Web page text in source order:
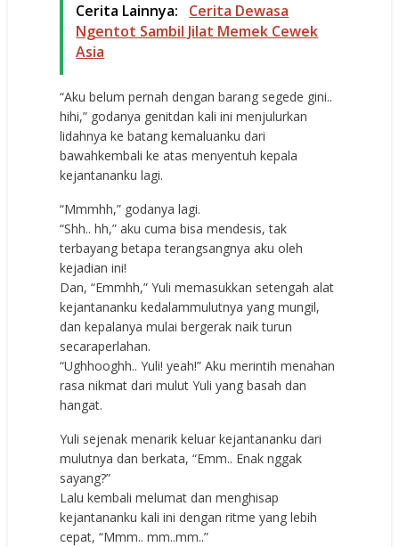
Cerita Lainnya:
Cerita Dewasa
Ngentot Sambil Jilat Memek Cewek
Asia
“Aku belum pernah dengan barang segede gini..
hihi,” godanya genitdan kali ini menjulurkan
lidahnya ke batang kemaluanku dari
bawahkembali ke atas menyentuh kepala
kejantananku lagi.
“Mmmhh,” godanya lagi.
“Shh.. hh,” aku cuma bisa mendesis, tak
terbayang betapa terangsangnya aku oleh
kejadian ini!
Dan, “Emmhh,” Yuli memasukkan setengah alat
kejantananku kedalammulutnya yang mungil,
dan kepalanya mulai bergerak naik turun
secaraperlahan.
“Ughhooghh.. Yuli! yeah!” Aku merintih menahan
rasa nikmat dari mulut Yuli yang basah dan
hangat.
Yuli sejenak menarik keluar kejantananku dari
mulutnya dan berkata, “Emm.. Enak nggak
sayang?”
Lalu kembali melumat dan menghisap
kejantananku kali ini dengan ritme yang lebih
cepat, “Mmm.. mm..mm..”